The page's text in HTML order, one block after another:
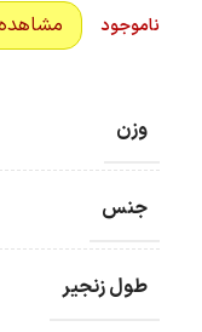
ناموجود
وزن
جنس
طول زنجیر